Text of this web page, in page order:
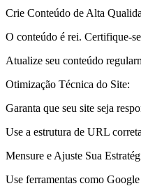
Crie Conteúdo de Alta
O conteúdo é rei. Certifique-
Atualize seu conteúdo
Otimização Técnica do Site:
Garanta que seu site seja
Use a estrutura de URL
Mensure e Ajuste Sua
Use ferramentas como